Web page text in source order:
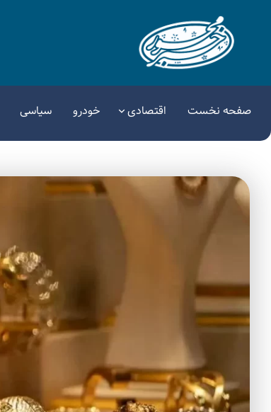
صفحه نخست اقتصادی خودرو سیاسی